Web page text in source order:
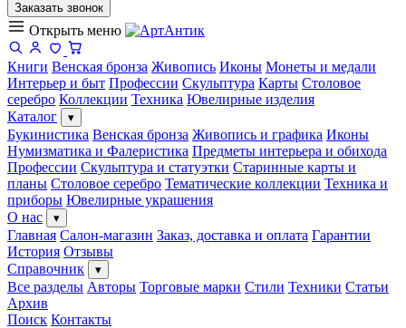
Заказать звонок
Открыть меню
Книги Венская бронза Живопись Иконы Монеты и медали
Интерьер и быт Профессии Скульптура Карты Столовое
серебро Коллекции Техника Ювелирные изделия
Каталог
▾
Букинистика Венская бронза Живопись и графика Иконы
Нумизматика и Фалеристика Предметы интерьера и обихода
Профессии Скульптура и статуэтки Старинные карты и
планы Столовое серебро Тематические коллекции Техника и
приборы Ювелирные украшения
О нас
▾
Главная Салон-магазин Заказ, доставка и оплата Гарантии
История Отзывы
Справочник
▾
Все разделы Авторы Торговые марки Стили Техники Статьи
Архив
Поиск Контакты